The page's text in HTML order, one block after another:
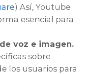
) Así, Youtube
esencial para
voz e imagen.
sobre
los usuarios para